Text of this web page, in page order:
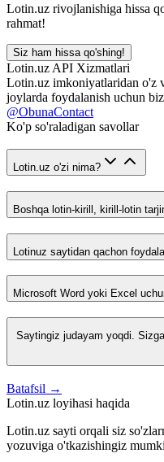
Lotin.uz rivojlanishiga hissa
rahmat!
Siz ham hissa qo'shing!
Lotin.uz API Xizmatlari
Lotin.uz imkoniyatlaridan o'z
joylarda foydalanish uchun
@ObunaContact
Ko'p so'raladigan savollar
Lotin.uz o'zi nima?
Boshqa lotin-kirill, kirill-lotin
Lotinuz saytidan qachon
Microsoft Word yoki Excel
Saytingiz judayam yoqdi.
Batafsil →
Lotin.uz loyihasi haqida
Lotin.uz sayti orqali siz
yozuviga o'tkazishingiz